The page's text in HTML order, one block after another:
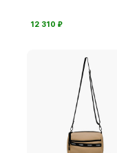
12 310 ⃏